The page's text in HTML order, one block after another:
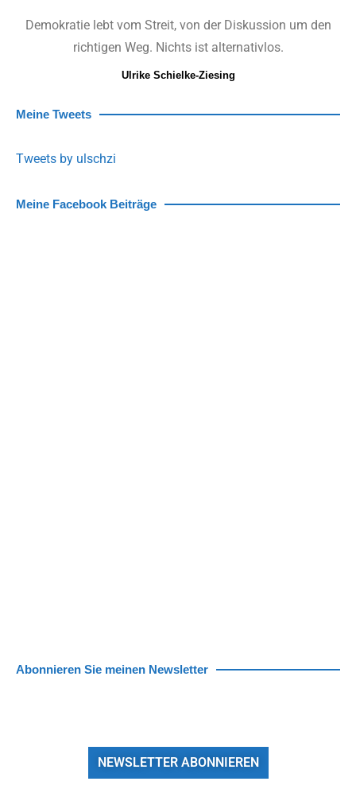
Demokratie lebt vom Streit, von der Diskussion um den
richtigen Weg. Nichts ist alternativlos.
Ulrike Schielke-Ziesing
Meine Tweets
Tweets by ulschzi
Meine Facebook Beiträge
Abonnieren Sie meinen Newsletter
NEWSLETTER ABONNIEREN